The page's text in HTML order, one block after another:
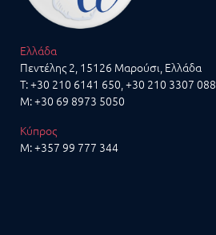
Ελλάδα
Πεντέλης 2, 15126 Μαρούσι, Ελλάδα
T:+30 210 6141 650,+30 210 3307 088
M:+30 69 8973 5050
Κύπρος
M:+357 99 777 344